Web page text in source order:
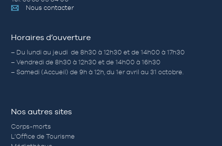
Nous contacter
Horaires d’ouverture
– Du lundi au jeudi de 8h30 à 12h30 et de 14h00 à 17h30
– Vendredi de 8h30 à 12h30 et de 14h00 à 16h30
– Samedi (Accueil) de 9h à 12h, du 1er avril au 31 octobre.
Nos autres sites
Corps-morts
L’Office de Tourisme